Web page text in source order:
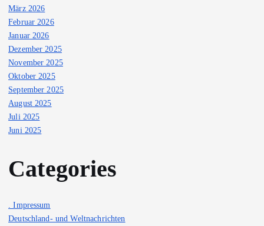
März 2026
Februar 2026
Januar 2026
Dezember 2025
November 2025
Oktober 2025
September 2025
August 2025
Juli 2025
Juni 2025
Categories
. Impressum
Deutschland- und Weltnachrichten